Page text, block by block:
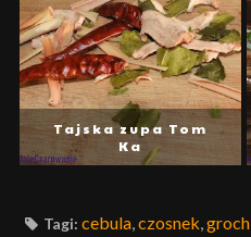
Tajska zupa Tom
Ka
Tagi: cebula czosnek groch